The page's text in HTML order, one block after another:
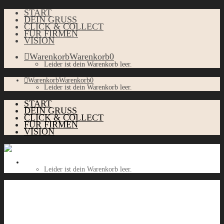
START
DEIN GRUSS
CLICK & COLLECT
FÜR FIRMEN
VISION
WarenkorbWarenkorb0
Leider ist dein Warenkorb leer.
WarenkorbWarenkorb0
Leider ist dein Warenkorb leer.
START
DEIN GRUSS
CLICK & COLLECT
FÜR FIRMEN
VISION
Leider ist dein Warenkorb leer.